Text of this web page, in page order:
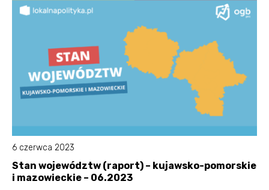
6 czerwca 2023
Stan województw (raport) – kujawsko-pomorskie
i mazowieckie – 06.2023